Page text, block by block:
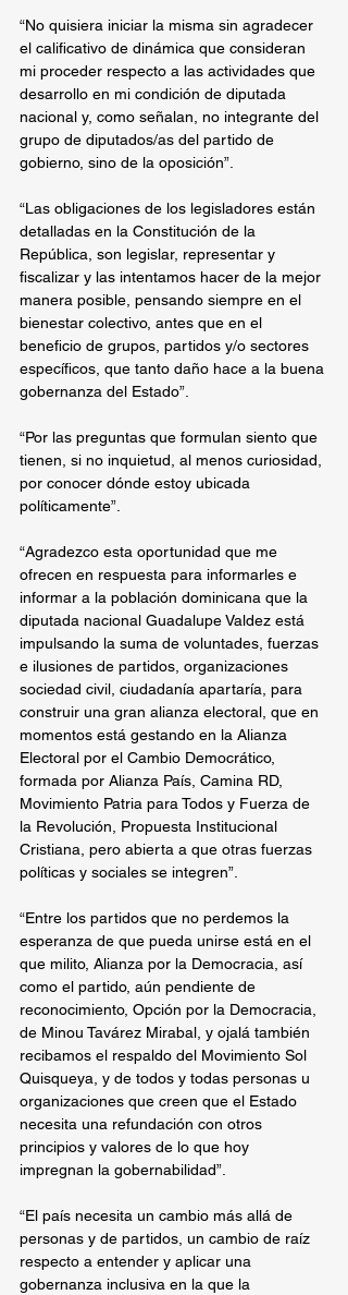
“No quisiera iniciar la misma sin agradecer
el calificativo de dinámica que consideran
mi proceder respecto a las actividades que
desarrollo en mi condición de diputada
nacional y, como señalan, no integrante del
grupo de diputados/as del partido de
gobierno, sino de la oposición”.
“Las obligaciones de los legisladores están
detalladas en la Constitución de la
República, son legislar, representar y
fiscalizar y las intentamos hacer de la mejor
manera posible, pensando siempre en el
bienestar colectivo, antes que en el
beneficio de grupos, partidos y/o sectores
específicos, que tanto daño hace a la buena
gobernanza del Estado”.
“Por las preguntas que formulan siento que
tienen, si no inquietud, al menos curiosidad,
por conocer dónde estoy ubicada
políticamente”.
“Agradezco esta oportunidad que me
ofrecen en respuesta para informarles e
informar a la población dominicana que la
diputada nacional Guadalupe Valdez está
impulsando la suma de voluntades, fuerzas
e ilusiones de partidos, organizaciones
sociedad civil, ciudadanía apartaría, para
construir una gran alianza electoral, que en
momentos está gestando en la Alianza
Electoral por el Cambio Democrático,
formada por Alianza País, Camina RD,
Movimiento Patria para Todos y Fuerza de
la Revolución, Propuesta Institucional
Cristiana, pero abierta a que otras fuerzas
políticas y sociales se integren”.
“Entre los partidos que no perdemos la
esperanza de que pueda unirse está en el
que milito, Alianza por la Democracia, así
como el partido, aún pendiente de
reconocimiento, Opción por la Democracia,
de Minou Tavárez Mirabal, y ojalá también
recibamos el respaldo del Movimiento Sol
Quisqueya, y de todos y todas personas u
organizaciones que creen que el Estado
necesita una refundación con otros
principios y valores de lo que hoy
impregnan la gobernabilidad”.
“El país necesita un cambio más allá de
personas y de partidos, un cambio de raíz
respecto a entender y aplicar una
gobernanza inclusiva en la que la